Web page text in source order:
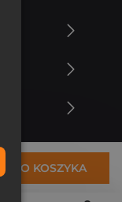
DO KOSZYKA